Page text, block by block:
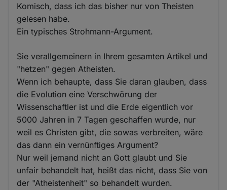
Komisch, dass ich das bisher nur von Theisten
gelesen habe.
Ein typisches Strohmann-Argument.
Sie verallgemeinern in Ihrem gesamten Artikel und
"hetzen" gegen Atheisten.
Wenn ich behaupte, dass Sie daran glauben, dass
die Evolution eine Verschwörung der
Wissenschaftler ist und die Erde eigentlich vor
5000 Jahren in 7 Tagen geschaffen wurde, nur
weil es Christen gibt, die sowas verbreiten, wäre
das dann ein vernünftiges Argument?
Nur weil jemand nicht an Gott glaubt und Sie
unfair behandelt hat, heißt das nicht, dass Sie von
der "Atheistenheit" so behandelt wurden.